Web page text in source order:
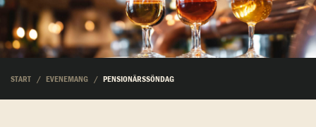
START EVENEMANG PENSIONÄRSSÖNDAG